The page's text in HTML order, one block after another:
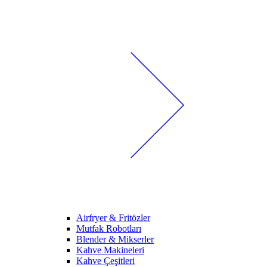
Airfryer & Fritözler
Mutfak Robotları
Blender & Mikserler
Kahve Makineleri
Kahve Çeşitleri